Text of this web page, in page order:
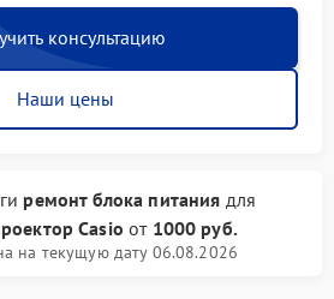
консультацию
Наши цены
ремонт блока питания для
Casio от 1000 руб.
на текущую дату 06.08.2026